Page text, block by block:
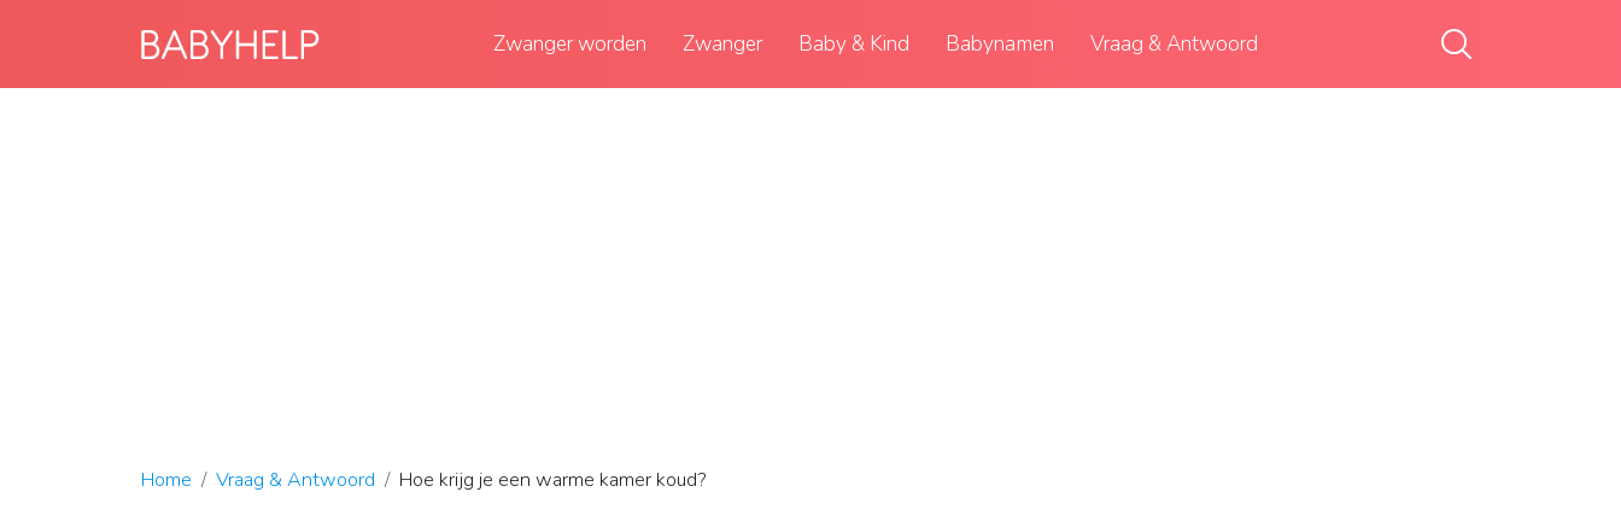
Zwanger worden Zwanger Baby & Kind Babynamen Vraag & Antwoord
Home Vraag & Antwoord Hoe krijg je een warme kamer koud?